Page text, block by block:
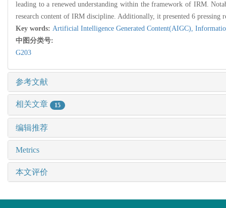
leading to a renewed understanding within the framework of IRM.
research content of IRM discipline. Additionally, it presented 6
Key words: Artificial Intelligence Generated Content(AIGC),
中图分类号:
G203
参考文献
相关文章 15
编辑推荐
Metrics
本文评价